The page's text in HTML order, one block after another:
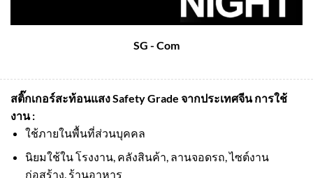
SG - Com
สติ๊กเกอร์สะท้อนแสง Safety Grade จากประเทศจีนการใช้
งาน :
ใช้ภายในพื้นที่ส่วนบุคคล
นิยมใช้ใน โรงงาน, คลังสินค้า, ลานจอดรถ, ไซต์งาน
ก่อสร้าง, ร้านอาหาร